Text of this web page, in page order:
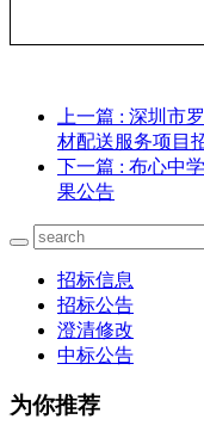
上一篇 : 深圳市
材配送服务项目
下一篇 : 布心中
果公告
招标信息
招标公告
澄清修改
中标公告
为你推荐